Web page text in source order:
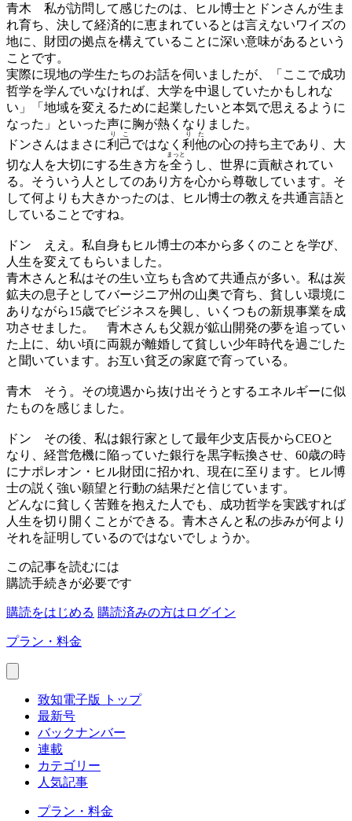
青木 私が訪問して感じたのは、ヒル博士とドンさんが生ま
れ育ち、決して経済的に恵まれているとは言えないワイズの
地に、財団の拠点を構えていることに深い意味があるという
ことです。
実際に現地の学生たちのお話を伺いましたが、「ここで成功
哲学を学んでいなければ、大学を中退していたかもしれな
い」「地域を変えるために起業したいと本気で思えるように
なった」といった声に胸が熱くなりました。
ドンさんはまさに利
り
己
こ
ではなく 利
り
他
た
の心の持ち主であり、大
切な人を大切にする生き方を全
まっと
うし、世界に貢献されてい
る。そういう人としてのあり方を心から尊敬しています。そ
して何よりも大きかったのは、ヒル博士の教えを共通言語と
していることですね。
ドン ええ。私自身もヒル博士の本から多くのことを学び、
人生を変えてもらいました。
青木さんと私はその生い立ちも含めて共通点が多い。私は炭
鉱夫の息子としてバージニア州の山奥で育ち、貧しい環境に
ありながら15歳でビジネスを興し、いくつもの新規事業を成
功させました。 青木さんも父親が鉱山開発の夢を追ってい
た上に、幼い頃に両親が離婚して貧しい少年時代を過ごした
と聞いています。お互い貧乏の家庭で育っている。
青木 そう。その境遇から抜け出そうとするエネルギーに似
たものを感じました。
ドン その後、私は銀行家として最年少支店長からCEOと
なり、経営危機に陥っていた銀行を黒字転換させ、60歳の時
にナポレオン・ヒル財団に招かれ、現在に至ります。ヒル博
士の説く強い願望と行動の結果だと信じています。
どんなに貧しく苦難を抱えた人でも、成功哲学を実践すれば
人生を切り開くことができる。青木さんと私の歩みが何より
それを証明しているのではないでしょうか。
この記事を読むには
購読手続きが必要です
購読をはじめる 購読済みの方はログイン
プラン・料金
致知電子版 トップ
最新号
バックナンバー
連載
カテゴリー
人気記事
プラン・料金